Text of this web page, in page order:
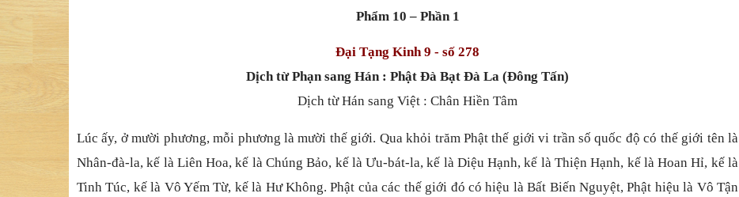
Phẩm 10 – Phần 1
Đại Tạng Kinh 9 - số 278
Dịch từ Phạn sang Hán : Phật Đà Bạt Đà La (Đông Tấn)
Dịch từ Hán sang Việt : Chân Hiền Tâm
Lúc ấy, ở mười phương, mỗi phương là mười thế giới. Qua khỏi trăm Phật thế giới vi trần số quốc độ có thế giới tên là
Nhân-đà-la, kế là Liên Hoa, kế là Chúng Bảo, kế là Ưu-bát-la, kế là Diệu Hạnh, kế là Thiện Hạnh, kế là Hoan Hỉ, kế là
Tinh Túc, kế là Vô Yếm Từ, kế là Hư Không. Phật của các thế giới đó có hiệu là Bất Biến Nguyệt, Phật hiệu là Vô Tận